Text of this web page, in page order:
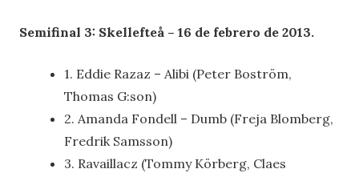
Semifinal 3: Skellefteå – 16 de febrero de 2013.
1. Eddie Razaz – Alibi (Peter Boström,
Thomas G:son)
2. Amanda Fondell – Dumb (Freja Blomberg,
Fredrik Samsson)
3. Ravaillacz (Tommy Körberg, Claes